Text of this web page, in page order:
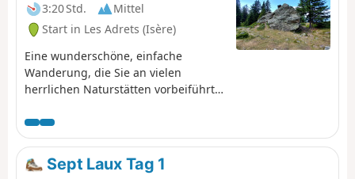
3:20 Std.
Mittel
Start in Les Adrets (Isère)
Eine wunderschöne, einfache
Wanderung, die Sie an vielen
herrlichen Naturstätten vorbeiführt
atemberaubenden Blick auf das
Grésivaudan-Tal und das Chartreuse-
Massiv genießen können.
Sept Laux Tag 1